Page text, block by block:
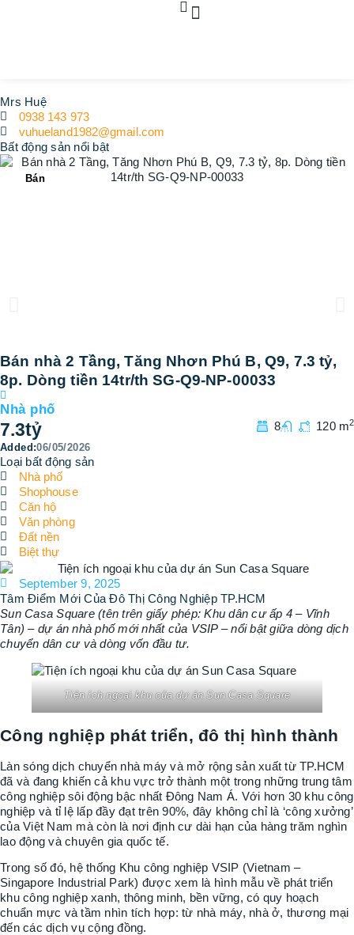
Mrs Huệ
0938 143 973
vuhueland1982@gmail.com
Bất động sản nổi bật
Bán
Bán nhà 2 Tầng, Tăng Nhơn Phú B, Q9, 7.3 tỷ,
8p. Dòng tiền 14tr/th SG-Q9-NP-00033
Nhà phố
7.3tỷ 8 120 m2
Added:06/05/2026
Loại bất động sản
Nhà phố
Shophouse
Căn hộ
Văn phòng
Đất nền
Biệt thự
September 9, 2025
Tâm Điểm Mới Của Đô Thị Công Nghiệp TP.HCM
Sun Casa Square (tên trên giấy phép: Khu dân cư ấp 4 – Vĩnh
Tân) – dự án nhà phố mới nhất của VSIP – nổi bật giữa dòng dịch
chuyển dân cư và dòng vốn đầu tư.
Tiện ích ngoại khu của dự án Sun Casa Square
Công nghiệp phát triển, đô thị hình thành
Làn sóng dịch chuyển nhà máy và mở rộng sản xuất từ TP.HCM
đã và đang khiến cả khu vực trở thành một trong những trung tâm
công nghiệp sôi động bậc nhất Đông Nam Á. Với hơn 30 khu công
nghiệp và tỉ lệ lấp đầy đạt trên 90%, đây không chỉ là ‘công xưởng’
của Việt Nam mà còn là nơi định cư dài hạn của hàng trăm nghìn
lao động và chuyên gia quốc tế.
Trong số đó, hệ thống Khu công nghiệp VSIP (Vietnam –
Singapore Industrial Park) được xem là hình mẫu về phát triển
khu công nghiệp xanh, thông minh, bền vững, có quy hoạch
chuẩn mực và tầm nhìn tích hợp: từ nhà máy, nhà ở, thương mại
đến các dịch vụ cộng đồng.